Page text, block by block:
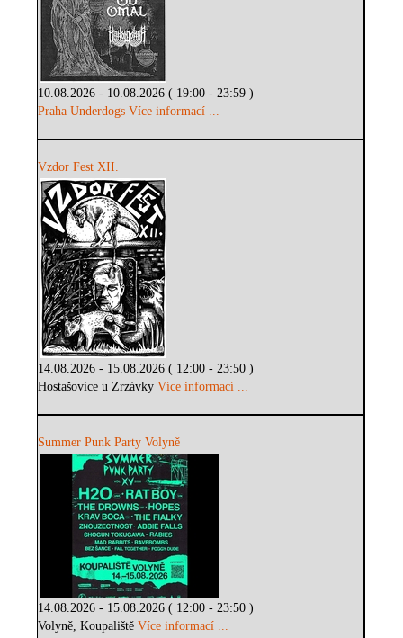
10.08.2026 - 10.08.2026 ( 19:00 - 23:59 )
Praha Underdogs Více informací ...
Vzdor Fest XII.
14.08.2026 - 15.08.2026 ( 12:00 - 23:50 )
Hostašovice u ZrzávkyVíce informací ...
Summer Punk Party Volyně
14.08.2026 - 15.08.2026 ( 12:00 - 23:50 )
Volyně, KoupalištěVíce informací ...